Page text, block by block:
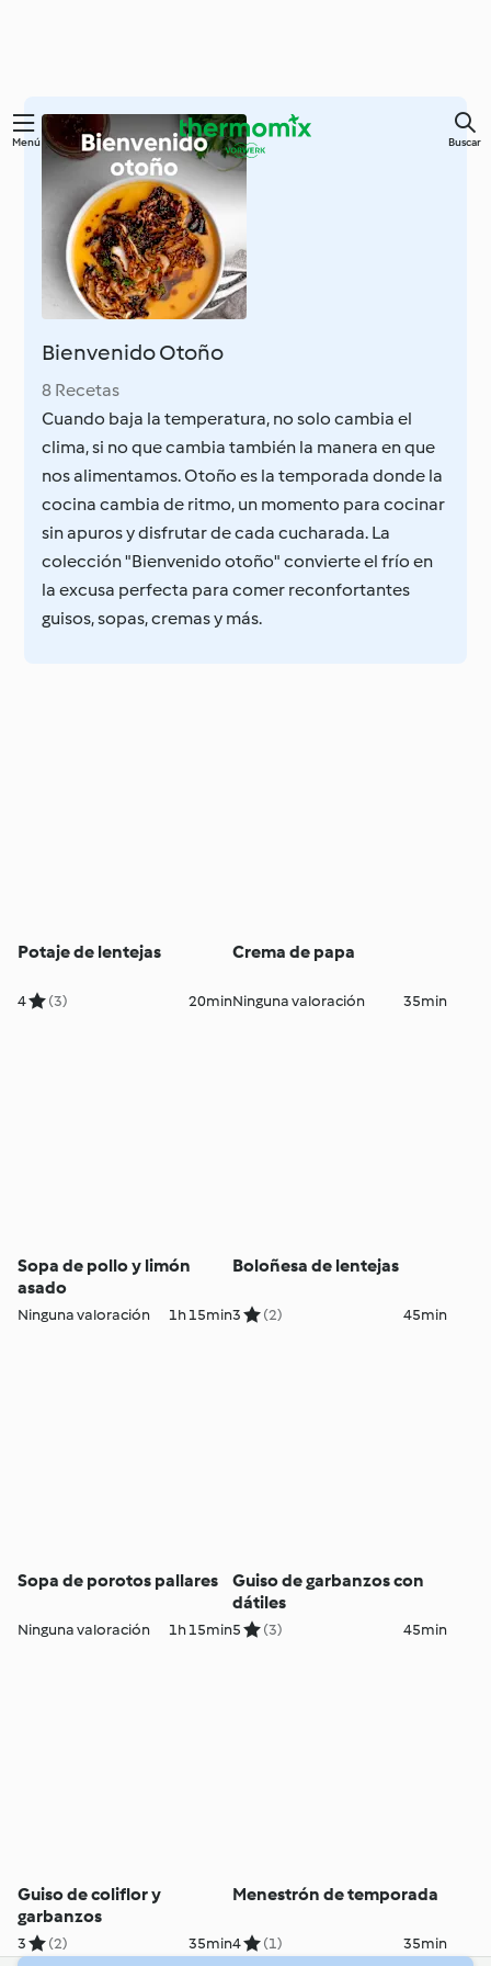
Menú Buscar
Bienvenido Otoño
8 Recetas
Cuando baja la temperatura, no solo cambia el
clima, si no que cambia también la manera en que
nos alimentamos. Otoño es la temporada donde la
cocina cambia de ritmo, un momento para cocinar
sin apuros y disfrutar de cada cucharada. La
colección "Bienvenido otoño" convierte el frío en
la excusa perfecta para comer reconfortantes
guisos, sopas, cremas y más.
Potaje de lentejas
4 (3) 20min
Crema de papa
Ninguna valoración 35min
Sopa de pollo y limón
asado
Ninguna valoración 1h 15min
Boloñesa de lentejas
3 (2) 45min
Sopa de porotos pallares
Ninguna valoración 1h 15min
Guiso de garbanzos con
dátiles
5 (3) 45min
Guiso de coliflor y
garbanzos
3 (2) 35min
Menestrón de temporada
4 (1) 35min